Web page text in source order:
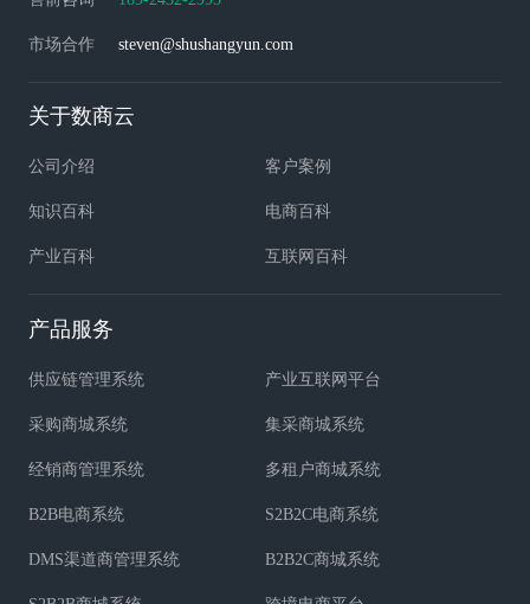
市场合作 steven@shushangyun.com
关于数商云
公司介绍 客户案例
知识百科 电商百科
产业百科 互联网百科
产品服务
供应链管理系统 产业互联网平台
采购商城系统 集采商城系统
经销商管理系统 多租户商城系统
B2B电商系统 S2B2C电商系统
DMS渠道商管理系统 B2B2C商城系统